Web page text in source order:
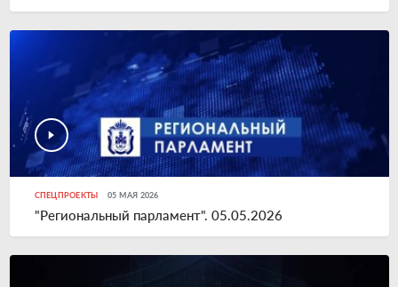
СПЕЦПРОЕКТЫ 05 МАЯ 2026
"Региональный парламент". 05.05.2026